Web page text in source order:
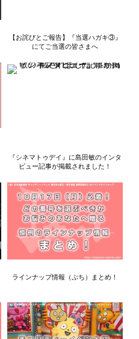
【お詫びとご報告】『当選ハガキ③』
にてご当選の皆さまへ
『シネマトゥデイ』に島田敏のインタ
ビュー記事が掲載されました！
ラインナップ情報（ぷち）まとめ！